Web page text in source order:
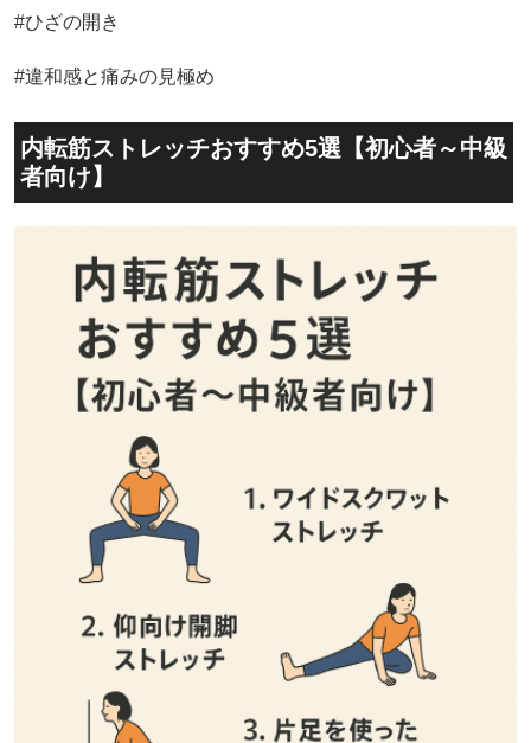
#ひざの開き
#違和感と痛みの見極め
内転筋ストレッチおすすめ5選【初心者～中級
者向け】